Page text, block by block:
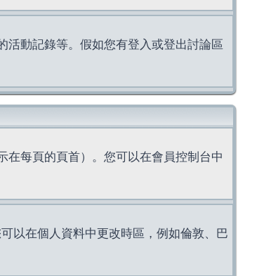
活動記錄等。假如您有登入或登出討論區
在每頁的頁首）。您可以在會員控制台中
以在個人資料中更改時區，例如倫敦、巴